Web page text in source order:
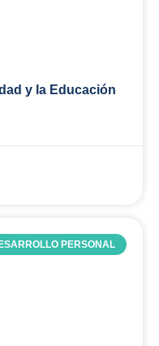
y la Educación
PERSONAL